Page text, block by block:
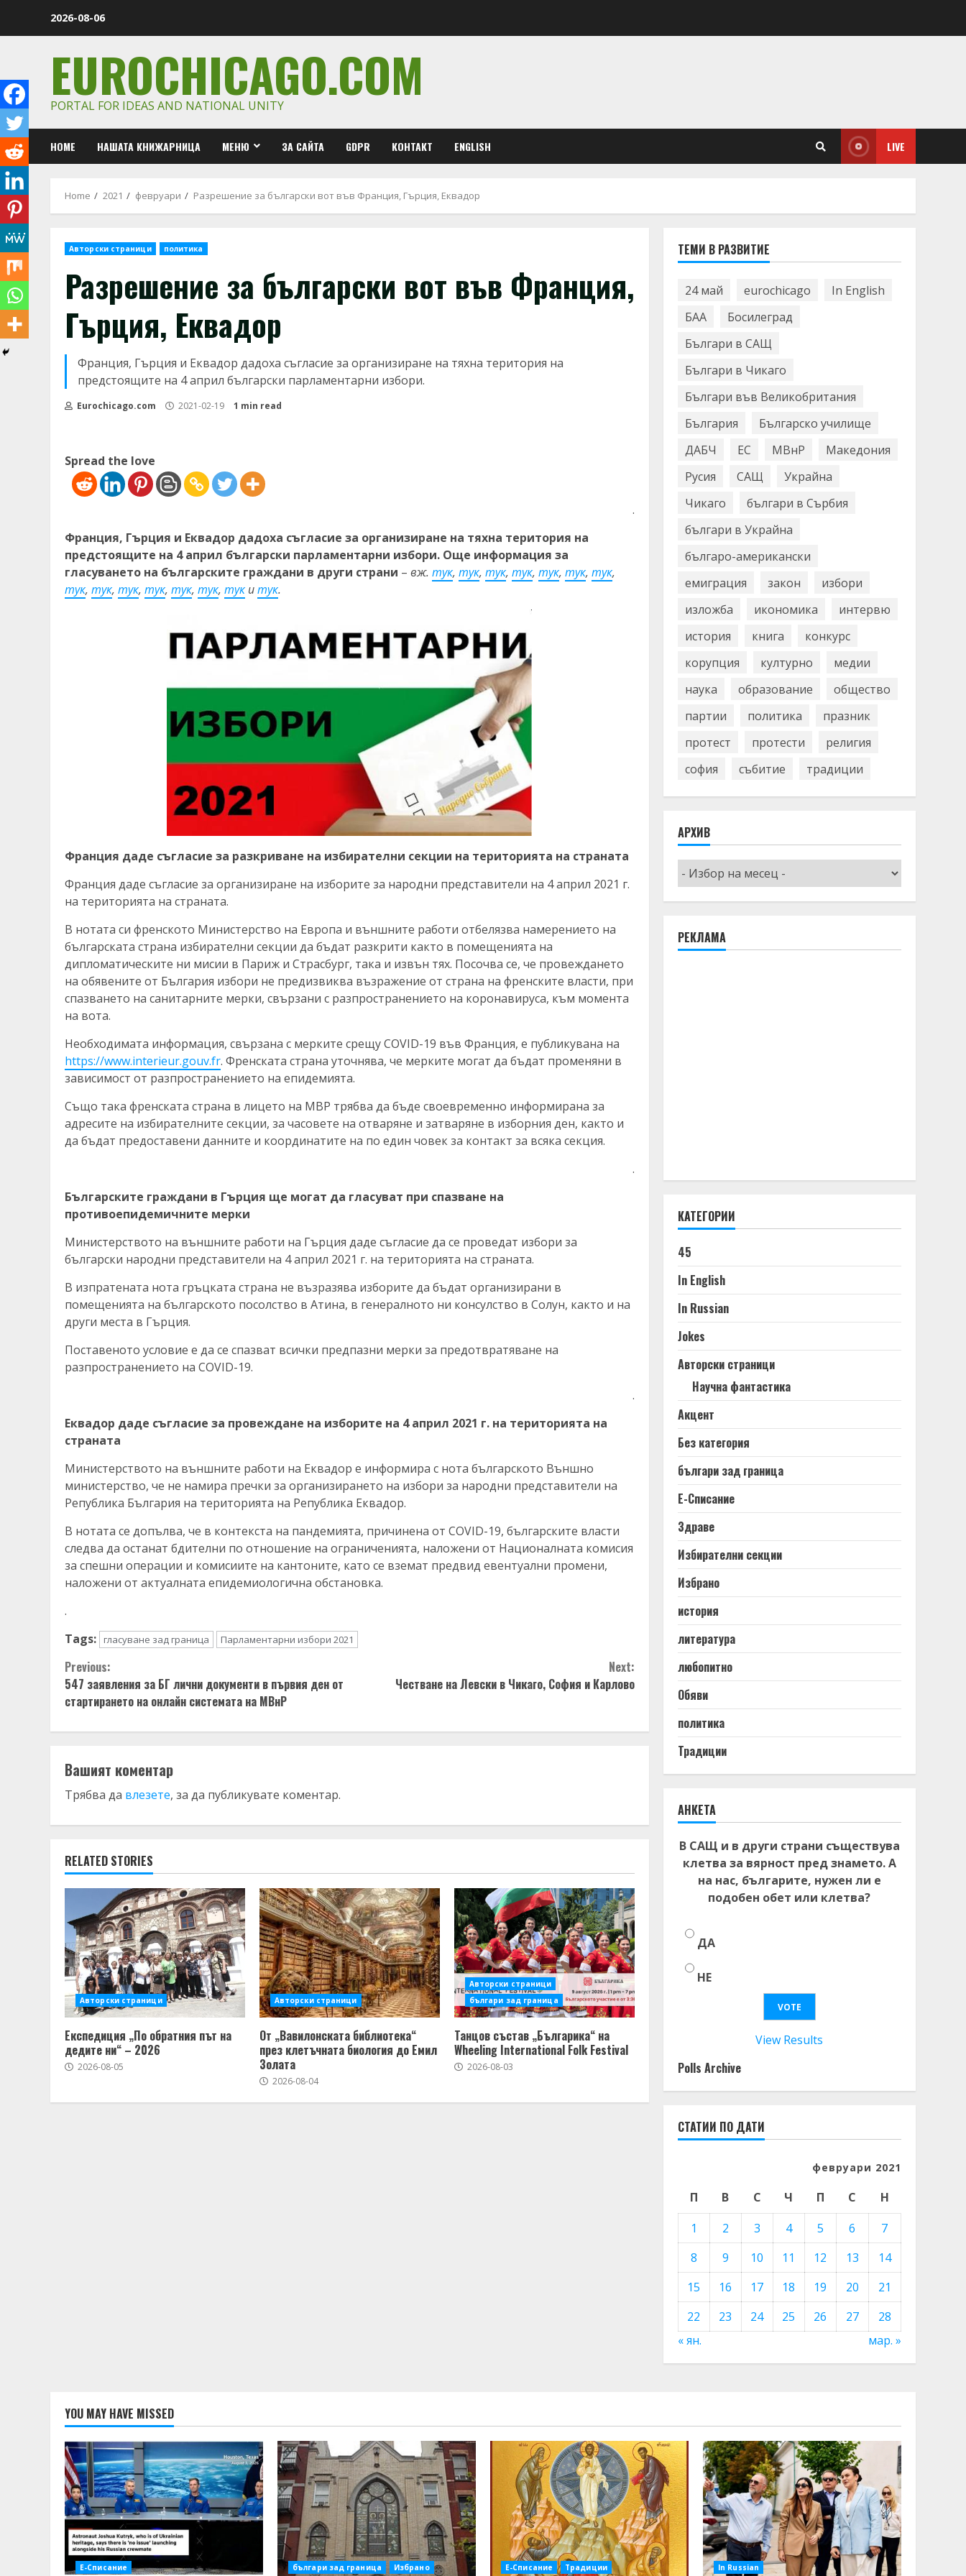
2026-08-06
EUROCHICAGO.COM
PORTAL FOR IDEAS AND NATIONAL UNITY
HOME НАШАТА КНИЖАРНИЦА МЕНЮ ЗА САЙТА GDPR КОНТАКТ ENGLISH LIVE
Home 2021 февруари Разрешение за български вот във Франция, Гърция, Еквадор
Авторски страници политика
Разрешение за български вот във Франция,
Гърция, Еквадор
Франция, Гърция и Еквадор дадоха съгласие за организиране на тяхна територия на
предстоящите на 4 април български парламентарни избори.
Eurochicago.com 2021-02-19 1 min read
Spread the love
.
Франция, Гърция и Еквадор дадоха съгласие за организиране на тяхна територия на
предстоящите на 4 април български парламентарни избори. Още информация за
гласуването на българските граждани в други страни – вж. тук, тук, тук, тук, тук, тук, тук,
тук, тук, тук, тук, тук, тук, тук итук.
Франция даде съгласие за разкриване на избирателни секции на територията на страната
Франция даде съгласие за организиране на изборите за народни представители на 4 април 2021 г.
на територията на страната.
В нотата си френското Министерство на Европа и външните работи отбелязва намерението на
българската страна избирателни секции да бъдат разкрити както в помещенията на
дипломатическите ни мисии в Париж и Страсбург, така и извън тях. Посочва се, че провеждането
на обявените от България избори не предизвиква възражение от страна на френските власти, при
спазването на санитарните мерки, свързани с разпространението на коронавируса, към момента
на вота.
Необходимата информация, свързана с мерките срещу COVID-19 във Франция, е публикувана на
https://www.interieur.gouv.fr. Френската страна уточнява, че мерките могат да бъдат променяни в
зависимост от разпространението на епидемията.
Също така френската страна в лицето на МВР трябва да бъде своевременно информирана за
адресите на избирателните секции, за часовете на отваряне и затваряне в изборния ден, както и
да бъдат предоставени данните и координатите на по един човек за контакт за всяка секция.
.
Българските граждани в Гърция ще могат да гласуват при спазване на
противоепидемичните мерки
Министерството на външните работи на Гърция даде съгласие да се проведат избори за
български народни представители на 4 април 2021 г. на територията на страната.
В изпратената нота гръцката страна не възразява изборите да бъдат организирани в
помещенията на българското посолство в Атина, в генералното ни консулство в Солун, както и на
други места в Гърция.
Поставеното условие е да се спазват всички предпазни мерки за предотвратяване на
разпространението на COVID-19.
.
Еквадор даде съгласие за провеждане на изборите на 4 април 2021 г. на територията на
страната
Министерството на външните работи на Еквадор е информира с нота българското Външно
министерство, че не намира пречки за организирането на избори за народни представители на
Република България на територията на Република Еквадор.
В нотата се допълва, че в контекста на пандемията, причинена от COVID-19, българските власти
следва да останат бдителни по отношение на ограниченията, наложени от Националната комисия
за спешни операции и комисиите на кантоните, като се вземат предвид евентуални промени,
наложени от актуалната епидемиологична обстановка.
.
Tags:
гласуване зад граница Парламентарни избори 2021
Continue
Reading
Previous:
547 заявления за БГ лични документи в първия ден от
стартирането на онлайн системата на МВнР
Next:
Честване на Левски в Чикаго, София и Карлово
Вашият коментар
Трябва да влезете, за да публикувате коментар.
RELATED STORIES
Авторски страници
Експедиция „По обратния път на
дедите ни“ – 2026
2026-08-05
Авторски страници
От „Вавилонската библиотека“
през клетъчната биология до Емил
Золата
2026-08-04
Авторски страници
българи зад граница
Танцов състав „Българика“ на
Wheeling International Folk Festival
2026-08-03
ТЕМИ В РАЗВИТИЕ
24 май eurochicago
In English
БАА
Босилеград
Българи в САЩ
Българи в Чикаго
Българи във Великобритания
България
Българско училище
ДАБЧ
ЕС МВнР
Македония
Русия
САЩ
Украйна
Чикаго
българи в Сърбия
българи в Украйна
българо-американски
емиграция
закон
избори
изложба
икономика
интервю
история
книга
конкурс
корупция
културно
медии
наука
образование
общество
партии
политика
празник
протест
протести
религия
софия
събитие традиции
АРХИВ
Архив
РЕКЛАМА
КАТЕГОРИИ
45
In English
In Russian
Jokes
Авторски страници
Научна фантастика
Акцент
Без категория
българи зад граница
Е-Списание
Здраве
Избирателни секции
Избрано
история
литература
любопитно
Обяви
политика
Традиции
АНКЕТА
В САЩ и в други страни съществува
клетва за вярност пред знамето. А
на нас, българите, нужен ли е
подобен обет или клетва?
ДА
НЕ
View Results
Polls Archive
СТАТИИ ПО ДАТИ
февруари 2021
П В С Ч П С
Н
1
2 3 4 5 6
7
8
9 10 11 12 13
14
15
16 17 18 19 20
21
22
23 24 25 26 27
28
« ян.
мар. »
YOU MAY HAVE MISSED
Е-Списание българи зад граница Избрано Е-Списание Традиции In Russian